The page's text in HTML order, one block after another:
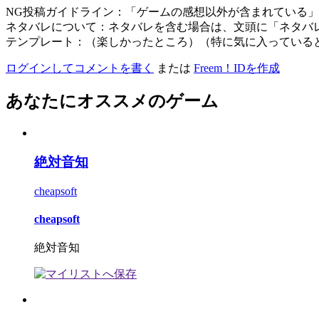
NG投稿ガイドライン：「ゲームの感想以外が含まれている
ネタバレについて：ネタバレを含む場合は、文頭に「ネタ
テンプレート：（楽しかったところ）（特に気に入ってい
ログインしてコメントを書く または Freem！IDを作成
あなたにオススメのゲーム
絶対音知
cheapsoft
cheapsoft
絶対音知